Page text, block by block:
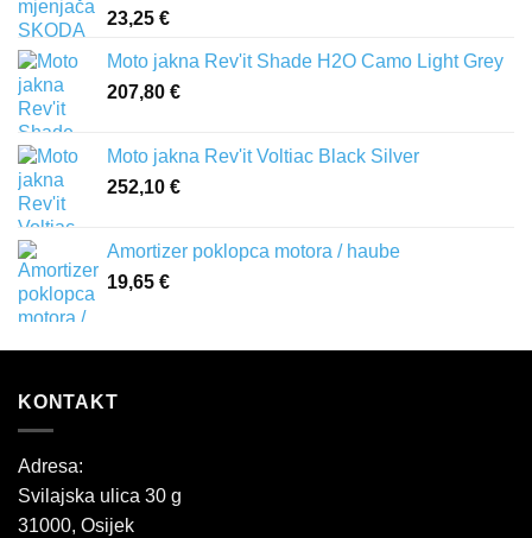
23,25 €
Moto jakna Rev'it Shade H2O Camo Light Grey
207,80 €
Moto jakna Rev'it Voltiac Black Silver
252,10 €
Amortizer poklopca motora / haube
19,65 €
KONTAKT
Adresa:
Svilajska ulica 30 g
31000, Osijek